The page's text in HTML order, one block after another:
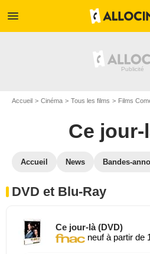
menu
Accueil Cinéma Tous les films Films
Ce jour-
Accueil News Bandes-
DVD et Blu-Ray
Ce jour-là (DVD)
neuf à partir de